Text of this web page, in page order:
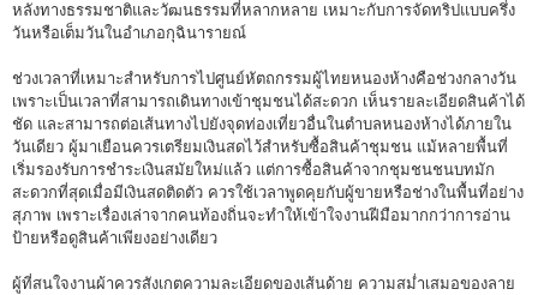
หลังทางธรรมชาติและวัฒนธรรมที่หลากหลาย เหมาะกับการจัดทริปแบบครึ่ง
วันหรือเต็มวันในอำเภอกุฉินารายณ์
ช่วงเวลาที่เหมาะสำหรับการไปศูนย์หัตถกรรมผู้ไทยหนองห้างคือช่วงกลางวัน
เพราะเป็นเวลาที่สามารถเดินทางเข้าชุมชนได้สะดวก เห็นรายละเอียดสินค้าได้
ชัด และสามารถต่อเส้นทางไปยังจุดท่องเที่ยวอื่นในตำบลหนองห้างได้ภายใน
วันเดียว ผู้มาเยือนควรเตรียมเงินสดไว้สำหรับซื้อสินค้าชุมชน แม้หลายพื้นที่
เริ่มรองรับการชำระเงินสมัยใหม่แล้ว แต่การซื้อสินค้าจากชุมชนชนบทมัก
สะดวกที่สุดเมื่อมีเงินสดติดตัว ควรใช้เวลาพูดคุยกับผู้ขายหรือช่างในพื้นที่อย่าง
สุภาพ เพราะเรื่องเล่าจากคนท้องถิ่นจะทำให้เข้าใจงานฝีมือมากกว่าการอ่าน
ป้ายหรือดูสินค้าเพียงอย่างเดียว
ผู้ที่สนใจงานผ้าควรสังเกตความละเอียดของเส้นด้าย ความสม่ำเสมอของลาย